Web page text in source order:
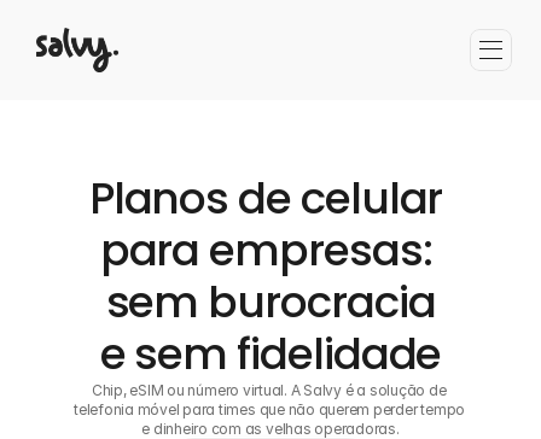
Planos de celular
para empresas:
sem burocracia
e sem fidelidade
Chip, eSIM ou número virtual. A Salvy é a solução de
telefonia móvel para times que não querem perder tempo
e dinheiro com as velhas operadoras.